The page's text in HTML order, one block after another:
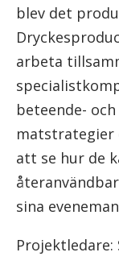
blev det
arbeta
beteende-
matstrategier
att se hur de
sina
Projektledare: